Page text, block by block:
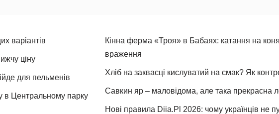
варіантів
ціну
для пельменів
в Центральному парку
Кінна ферма «Троя» в Бабаях: катання на
враження
Хліб на заквасці кислуватий на смак? Як
Савкин яр – маловідома, але така прекрасна
Нові правила Diia.Pl 2026: чому українців не